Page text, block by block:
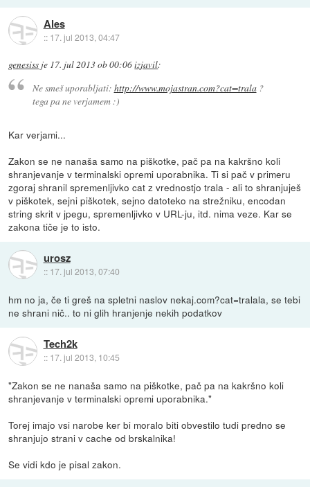
Ales
:: 17. jul 2013, 04:47
genesiss je 17. jul 2013 ob 00:06izjavil:
Ne smeš uporabljati: http://www.mojastran.com?cat=trala?
tega pa ne verjamem :)
Kar verjami...
Zakon se ne nanaša samo na piškotke, pač pa na kakršno koli
shranjevanje v terminalski opremi uporabnika. Ti si pač v primeru
zgoraj shranil spremenljivko cat z vrednostjo trala - ali to shranjuješ
v piškotek, sejni piškotek, sejno datoteko na strežniku, encodan
string skrit v jpegu, spremenljivko v URL-ju, itd. nima veze. Kar se
zakona tiče je to isto.
urosz
:: 17. jul 2013, 07:40
hm no ja, če ti greš na spletni naslov nekaj.com?cat=tralala, se tebi
ne shrani nič.. to ni glih hranjenje nekih podatkov
Tech2k
:: 17. jul 2013, 10:45
"Zakon se ne nanaša samo na piškotke, pač pa na kakršno koli
shranjevanje v terminalski opremi uporabnika."
Torej imajo vsi narobe ker bi moralo biti obvestilo tudi predno se
shranjujo strani v cache od brskalnika!
Se vidi kdo je pisal zakon.